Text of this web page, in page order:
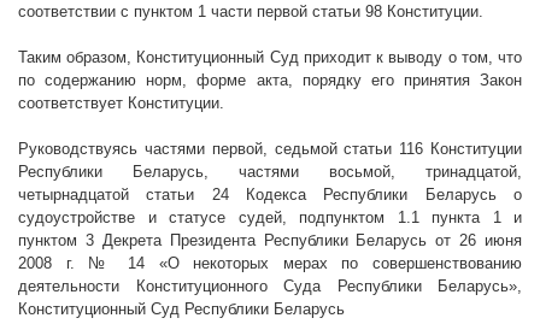
соответствии с пунктом 1 части первой статьи 98 Конституции.
Таким образом, Конституционный Суд приходит к выводу о том, что
по содержанию норм, форме акта, порядку его принятия Закон
соответствует Конституции.
Руководствуясь частями первой, седьмойстатьи 116 Конституции
Республики Беларусь, частями восьмой, тринадцатой,
четырнадцатой статьи 24 Кодекса Республики Беларусь о
судоустройстве и статусе судей, подпунктом 1.1 пункта 1 и
пунктом 3 Декрета Президента Республики Беларусь от 26 июня
2008 г. № 14 «О некоторых мерах по совершенствованию
деятельности Конституционного Суда Республики Беларусь»,
Конституционный Суд Республики Беларусь